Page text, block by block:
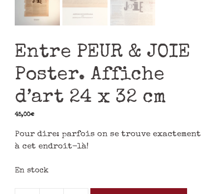
Entre PEUR & JOIE
Poster. Affiche
d’art 24 x 32 cm
45,00€
Pour dire: parfois on se trouve exactement
à cet endroit-là!
En stock